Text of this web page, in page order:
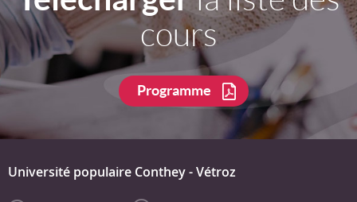
cours
Programme
Université populaire Conthey - Vétroz